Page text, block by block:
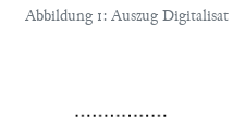
Abbildung 1: Auszug Digitalisat